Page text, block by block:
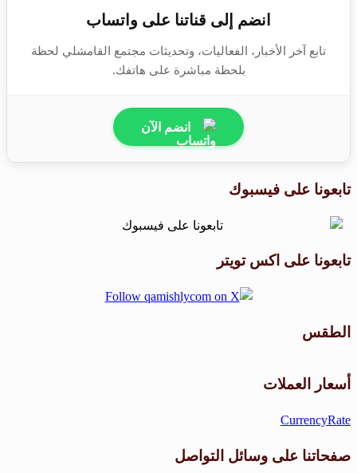
انضم إلى قناتنا على واتساب
تابع آخر الأخبار، الفعاليات، وتحديثات مجتمع القامشلي لحظة
بلحظة مباشرة على هاتفك.
انضم الآن
تابعونا على فيسبوك
تابعونا على اكس تويتر
الطقس
أسعار العملات
CurrencyRate
صفحاتنا على وسائل التواصل